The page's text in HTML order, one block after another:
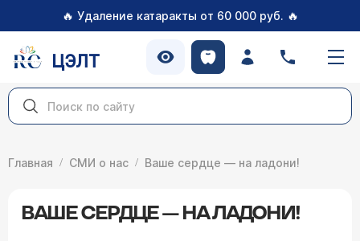
🔥 Удаление катаракты от 60 000 руб. 🔥
ЦЭЛТ
Главная СМИ о нас Ваше сердце — на ладони!
ВАШЕ СЕРДЦЕ — НА ЛАДОНИ!